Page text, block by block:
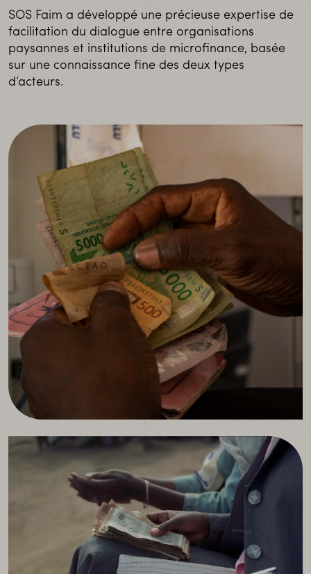
SOS Faim a développé une précieuse expertise de
facilitation du dialogue entre organisations
paysannes et institutions de microfinance, basée
sur une connaissance fine des deux types
d’acteurs.